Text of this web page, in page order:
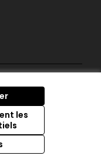
les
fenêtre)
(Nouvelle fenêtre)
(Nouvelle fenêtre)
Licence Creative
(Nouvelle fenêtre)